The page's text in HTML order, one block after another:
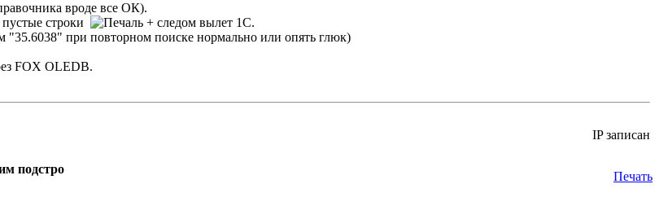
вроде все ОК).
строки
+ следом вылет 1С.
"35.6038" при повторном поиске нормально или опять глюк)
FOX OLEDB.
IP записан
подстро
Печать